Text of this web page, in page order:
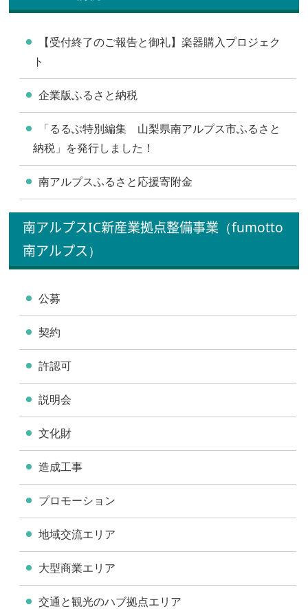
【受付終了のご報告と御礼】楽器購入プロジェク
ト
企業版ふるさと納税
「るるぶ特別編集 山梨県南アルプス市ふるさと
納税」を発行しました！
南アルプスふるさと応援寄附金
南アルプスIC新産業拠点整備事業（fumotto
南アルプス）
公募
契約
許認可
説明会
文化財
造成工事
プロモーション
地域交流エリア
大型商業エリア
交通と観光のハブ拠点エリア